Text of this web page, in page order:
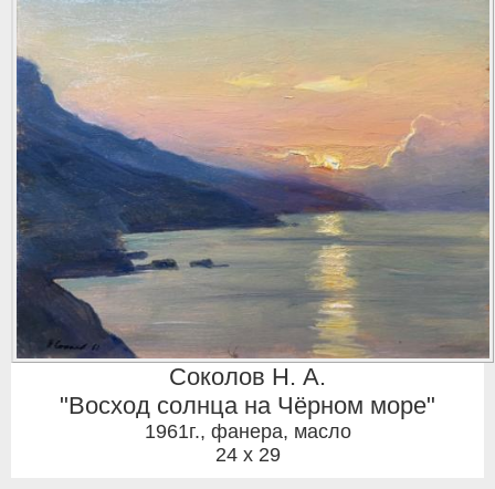
Соколов Н. А.
"Восход солнца на Чёрном море"
1961г., фанера, масло
24 x 29